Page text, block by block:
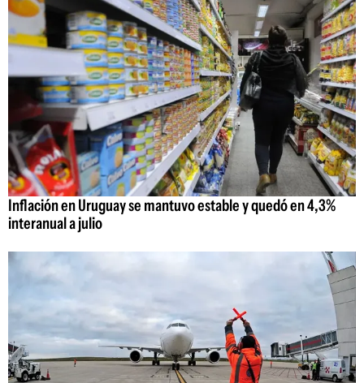
Inflación en Uruguay se mantuvo estable y quedó en 4,3%
interanual a julio